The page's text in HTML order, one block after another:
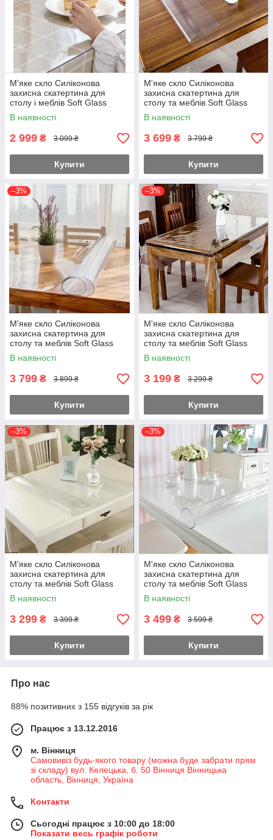
М'яке скло Силіконова
захисна скатертина для
столу і меблів Soft Glass
(2.9х1.0м) Товщина 2мм
Прозора
В наявності
2 999 ₴ 3 099 ₴
Купити
М'яке скло Силіконова
захисна скатертина для
столу та меблів Soft Glass
(3.6х1.0м) товщина 2.0мм
Прозора
В наявності
3 699 ₴ 3 799 ₴
Купити
–3%
М'яке скло Силіконова
захисна скатертина для
столу та меблів Soft Glass
(3.7х1.0м) товщина 2.0мм
Прозора
В наявності
3 799 ₴ 3 899 ₴
Купити
–3%
М'яке скло Силіконова
захисна скатертина для
столу та меблів Soft Glass
(3.1х1.0м) товщина 2.0мм
Прозора
В наявності
3 199 ₴ 3 299 ₴
Купити
–3%
М'яке скло Силіконова
захисна скатертина для
столу та меблів Soft Glass
(3.2х1.0м) товщина 2.0мм
Прозора
В наявності
3 299 ₴ 3 399 ₴
Купити
–3%
М'яке скло Силіконова
захисна скатертина для
столу та меблів Soft Glass
(3.4х1.0м) товщина 2.0мм
Прозора
В наявності
3 499 ₴ 3 599 ₴
Купити
Про нас
88% позитивних з 155 відгуків за рік
Працює з 13.12.2016
м. Вінниця
Самовивіз будь-якого товару (можна буде забрати прям
зі складу) вул. Келецька, б. 50 Вінниця Вінницька
область, Вінниця, Україна
Контакти
Сьогодні працює з 10:00 до 18:00
Показати весь графік роботи